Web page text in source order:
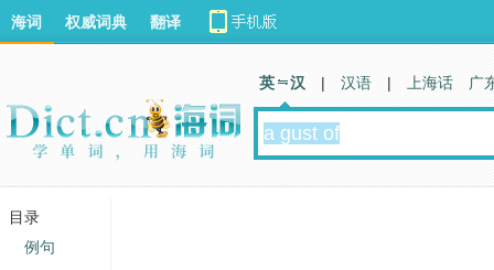
海词 权威词典 翻译
英 汉 | 汉语 | 上海话 广
目录
例句